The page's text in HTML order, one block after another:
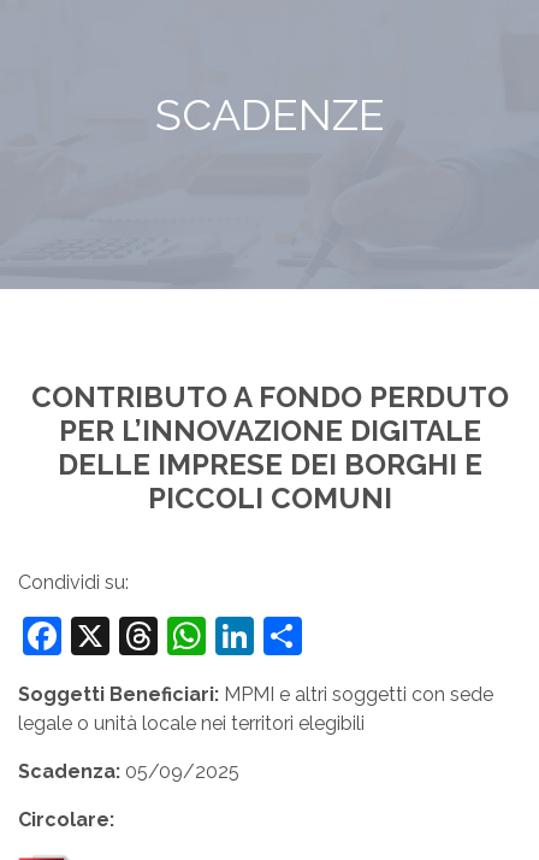
SCADENZE
CONTRIBUTO A FONDO PERDUTO
PER L’INNOVAZIONE DIGITALE
DELLE IMPRESE DEI BORGHI E
PICCOLI COMUNI
Condividi su:
Facebook
X Threads
WhatsApp
LinkedIn
Soggetti Beneficiari: MPMI e altri soggetti con sede
legale o unità locale nei territori elegibili
Scadenza: 05/09/2025
Circolare: